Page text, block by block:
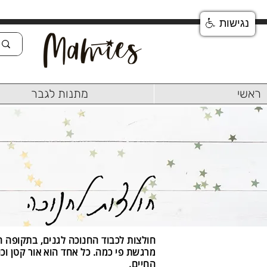
ראשי מתנות לגבר
חולצות לחנוכה
חולצות לכבוד החנוכה לגנים, בתקופה
מרגשת פי כמה. כל אחד הוא אור קטן
החיים.
נגישות